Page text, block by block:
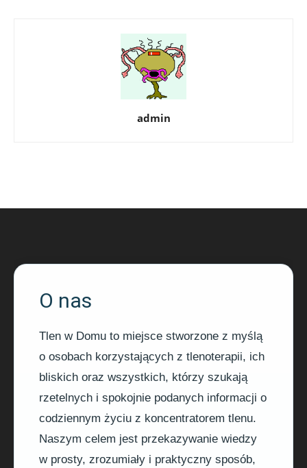
admin
O nas
Tlen w Domu to miejsce stworzone z myślą
o osobach korzystających z tlenoterapii, ich
bliskich oraz wszystkich, którzy szukają
rzetelnych i spokojnie podanych informacji o
codziennym życiu z koncentratorem tlenu.
Naszym celem jest przekazywanie wiedzy
w prosty, zrozumiały i praktyczny sposób,